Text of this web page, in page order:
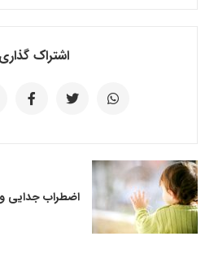
اشتراک
اضطراب جدایی